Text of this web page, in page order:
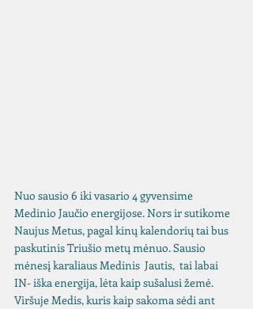
Nuo sausio 6 iki vasario 4 gyvensime
Medinio Jaučio energijose. Nors ir sutikome
Naujus Metus, pagal kinų kalendorių tai bus
paskutinis Triušio metų mėnuo. Sausio
mėnesį karaliaus Medinis  Jautis,  tai labai
IN- iška energija, lėta kaip sušalusi žemė.
Viršuje Medis, kuris kaip sakoma sėdi ant